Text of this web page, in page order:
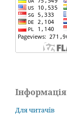
Інформація
Для читачів